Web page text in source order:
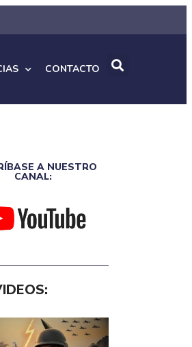
CONTACTO
A NUESTRO
CANAL: